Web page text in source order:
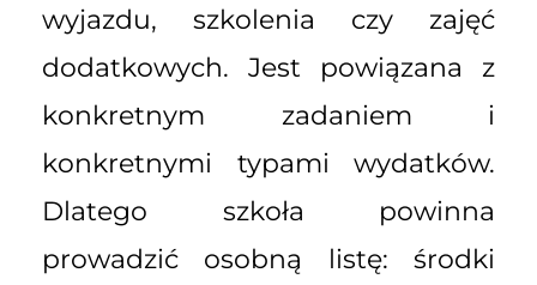
wyjazdu, szkolenia czy zajęć
dodatkowych. Jest powiązana z
konkretnym zadaniem i
konkretnymi typami wydatków.
Dlatego szkoła powinna
prowadzić osobną listę: środki